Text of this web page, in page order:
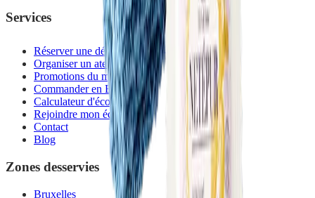
Services
Réserver une démonstration
Organiser un atelier
Promotions du mois
Commander en Belgique
Calculateur d'économies
Rejoindre mon équipe
Contact
Blog
Zones desservies
Bruxelles